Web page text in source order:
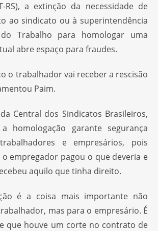
RS), a extinção da necessidade de
ao sindicato ou à superintendência
Trabalho para homologar uma
abre espaço para fraudes.
o trabalhador vai receber a rescisão
Paim.
Central dos Sindicatos Brasileiros,
homologação garante segurança
e empresários, pois
empregador pagou o que deveria e
aquilo que tinha direito.
é a coisa mais importante não
mas para o empresário. É
que houve um corte no contrato de